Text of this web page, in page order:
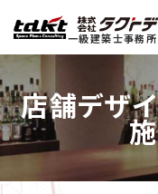
一級建築士事務所
店舗デザ